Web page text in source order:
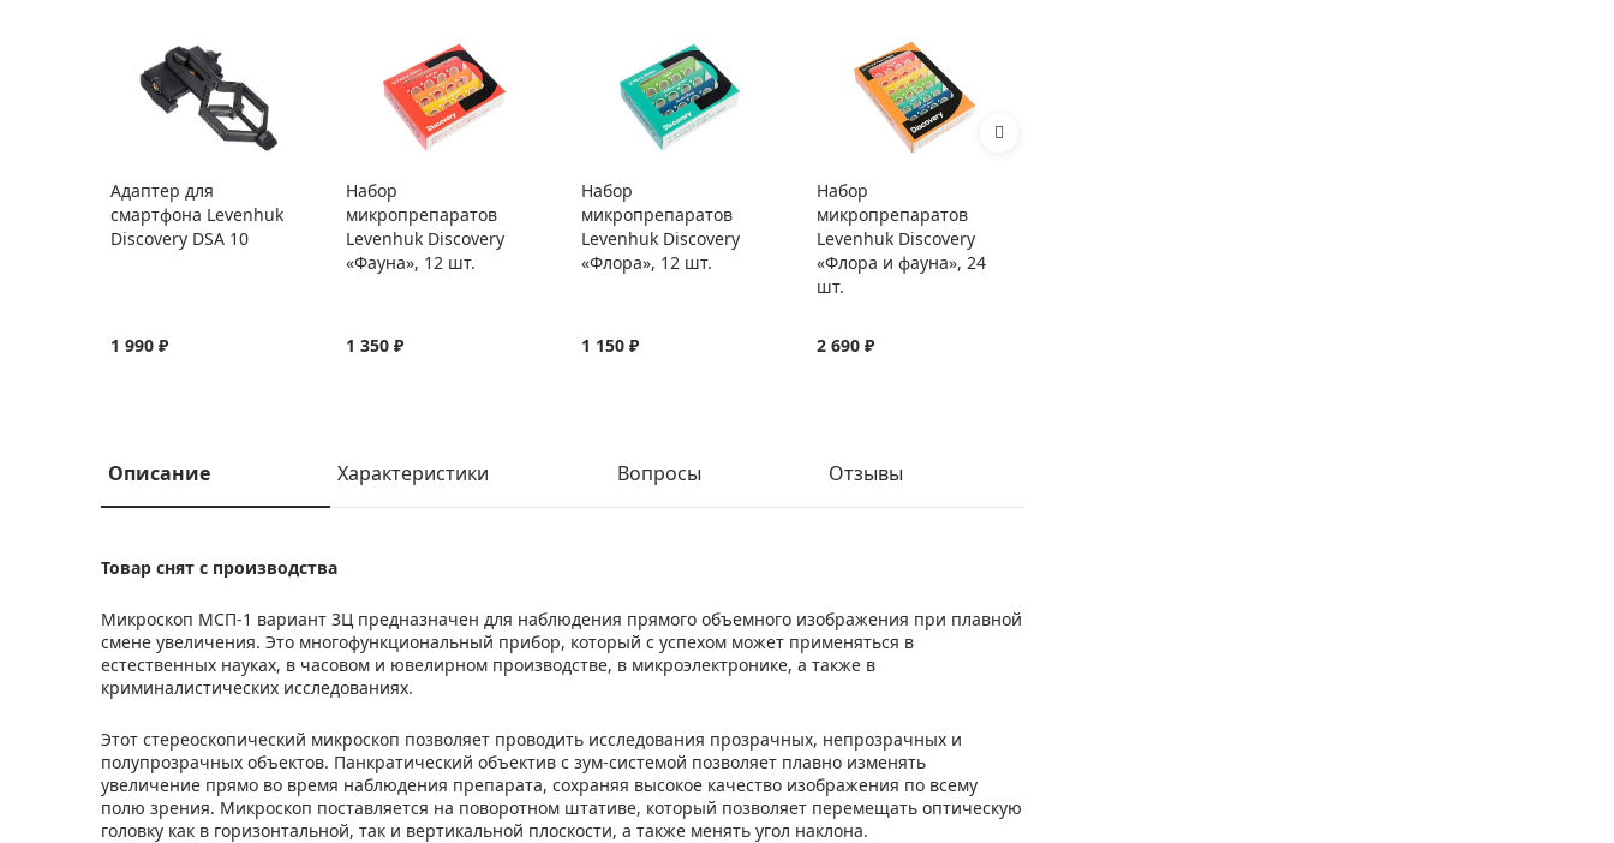
Адаптер для
смартфона Levenhuk
Discovery DSA 10
1 990 ₽
Набор
микропрепаратов
Levenhuk Discovery
«Фауна», 12 шт.
1 350 ₽
Набор
микропрепаратов
Levenhuk Discovery
«Флора», 12 шт.
1 150 ₽
Набор
микропрепаратов
Levenhuk Discovery
«Флора и фауна», 24
шт.
2 690 ₽
Описание Характеристики Вопросы Отзывы
Товар снят с производства
Микроскоп МСП-1 вариант 3Ц предназначен для наблюдения прямого объемного изображения при плавной
смене увеличения. Это многофункциональный прибор, который с успехом может применяться в
естественных науках, в часовом и ювелирном производстве, в микроэлектронике, а также в
криминалистических исследованиях.
Этот стереоскопический микроскоп позволяет проводить исследования прозрачных, непрозрачных и
полупрозрачных объектов. Панкратический объектив с зум-системой позволяет плавно изменять
увеличение прямо во время наблюдения препарата, сохраняя высокое качество изображения по всему
полю зрения. Микроскоп поставляется на поворотном штативе, который позволяет перемещать оптическую
головку как в горизонтальной, так и вертикальной плоскости, а также менять угол наклона.